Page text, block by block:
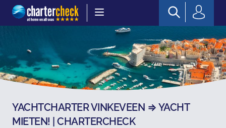
Chartercheck
YACHTCHARTER VINKEVEEN ⇒ YACHT
MIETEN! | CHARTERCHECK